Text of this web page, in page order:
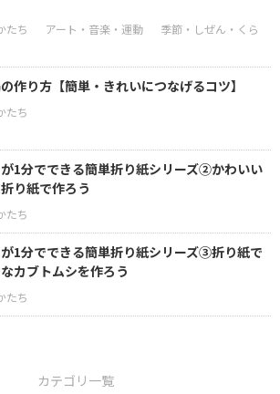
作り方【簡単・きれいにつなげるコツ】
1分でできる簡単折り紙シリーズ②かわいい
り紙で作ろう
1分でできる簡単折り紙シリーズ③折り紙で
カブトムシを作ろう
カテゴリ一覧